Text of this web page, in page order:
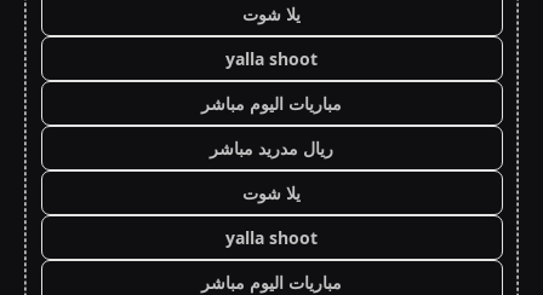
يلا شوت
yalla shoot
مباريات اليوم مباشر
ريال مدريد مباشر
يلا شوت
yalla shoot
مباريات اليوم مباشر